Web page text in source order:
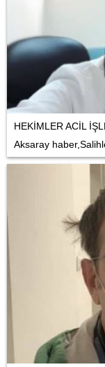
HEKİMLER ACİL
Aksaray